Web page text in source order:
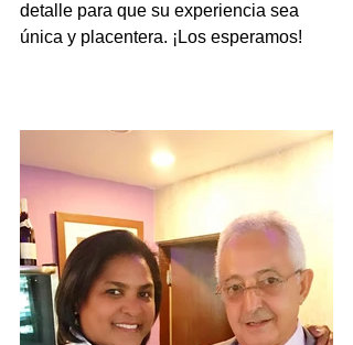
detalle para que su experiencia sea
única y placentera. ¡Los esperamos!